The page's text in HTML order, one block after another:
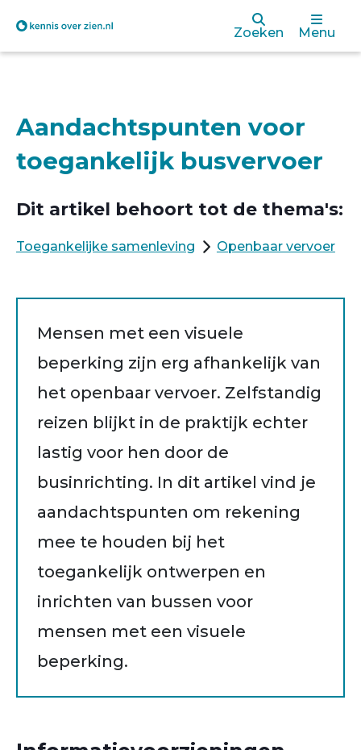
Overslaan
inhoud
gaan
Zoeken Menu
Aandachtspunten voor
toegankelijk busvervoer
Dit artikel behoort tot de thema's:
Toegankelijke samenleving Openbaar vervoer
Mensen met een visuele
beperking zijn erg afhankelijk van
het openbaar vervoer. Zelfstandig
reizen blijkt in de praktijk echter
lastig voor hen door de
businrichting. In dit artikel vind je
aandachtspunten om rekening
mee te houden bij het
toegankelijk ontwerpen en
inrichten van bussen voor
mensen met een visuele
beperking.